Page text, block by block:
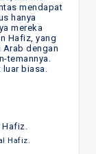
mendapat
hanya
mereka
Hafiz, yang
Arab dengan
temannya.
biasa.
Hafiz.